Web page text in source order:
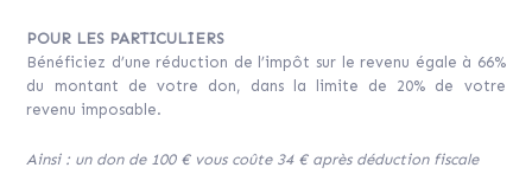
POUR LES PARTICULIERS
Bénéficiez d’une réduction de l’impôt sur le revenu égale à 66%
du montant de votre don, dans la limite de 20% de votre
revenu imposable.
Ainsi : un don de 100 € vous coûte 34 € après déduction fiscale